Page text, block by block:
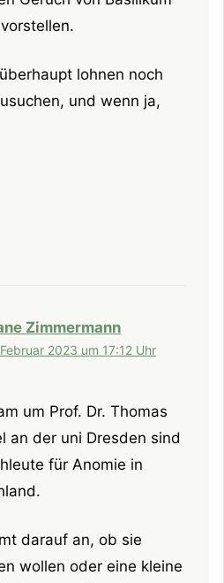
lohnen noch
und wenn ja,
Zimmermann
2023 um 17:12 Uhr
um Prof. Dr. Thomas
an der uni Dresden sind
für Anomie in
darauf an, ob sie
wollen oder eine kleine